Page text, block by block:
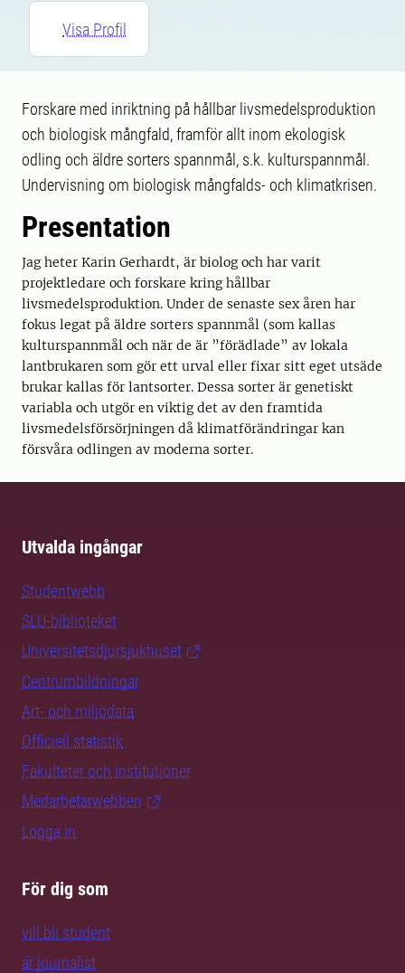
Visa Profil
Forskare med inriktning på hållbar livsmedelsproduktion
och biologisk mångfald, framför allt inom ekologisk
odling och äldre sorters spannmål, s.k. kulturspannmål.
Undervisning om biologisk mångfalds- och klimatkrisen.
Presentation
Jag heter Karin Gerhardt, är biolog och har varit
projektledare och forskare kring hållbar
livsmedelsproduktion. Under de senaste sex åren har
fokus legat på äldre sorters spannmål (som kallas
kulturspannmål och när de är ”förädlade” av lokala
lantbrukaren som gör ett urval eller fixar sitt eget utsäde
brukar kallas för lantsorter. Dessa sorter är genetiskt
variabla och utgör en viktig det av den framtida
livsmedelsförsörjningen då klimatförändringar kan
försvåra odlingen av moderna sorter.
Utvalda ingångar
Studentwebb
SLU-biblioteket
Universitetsdjursjukhuset
Centrumbildningar
Art- och miljödata
Officiell statistik
Fakulteter och institutioner
Medarbetarwebben
Logga in
För dig som
vill bli student
är journalist